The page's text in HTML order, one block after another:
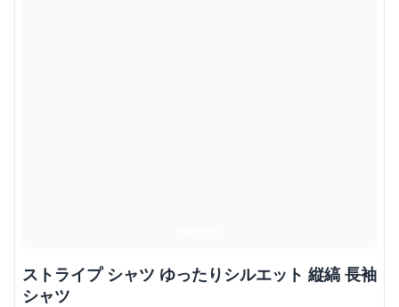
ストライプ シャツ ゆったりシルエット 縦縞 長袖
シャツ